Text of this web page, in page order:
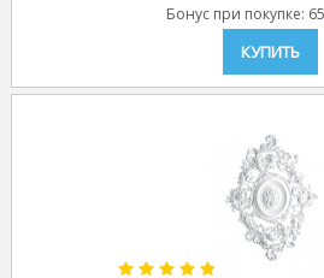
Бонус при покупке:
КУПИТЬ